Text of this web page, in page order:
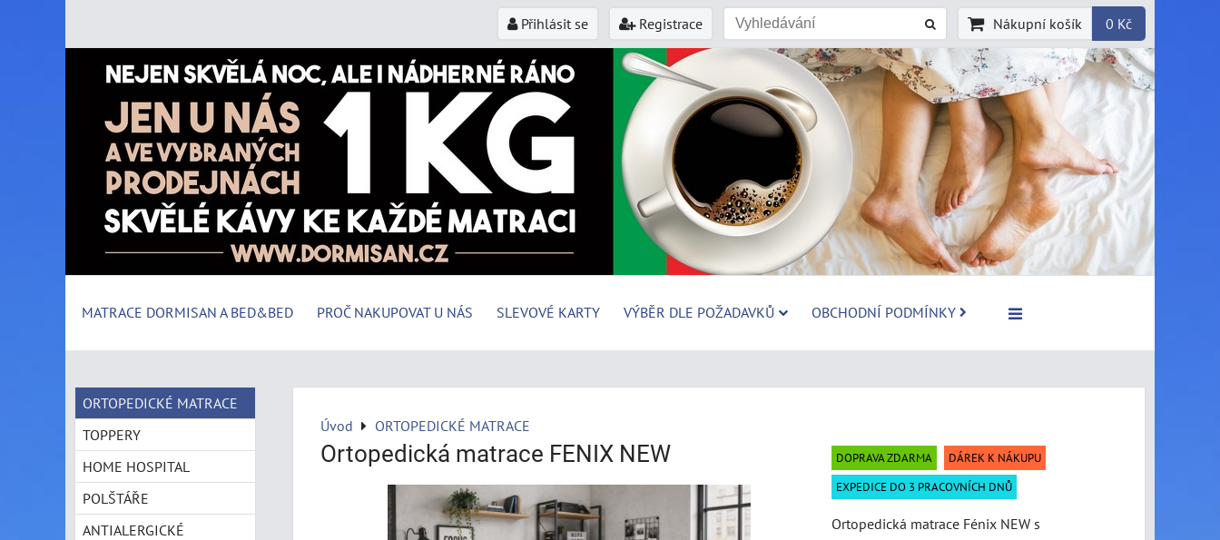
Přihlásit se Registrace Nákupní košík 0 Kč
MATRACE DORMISAN A BED&BED PROČ NAKUPOVAT U NÁS SLEVOVÉ KARTY VÝBĚR DLE POŽADAVKŮ OBCHODNÍ PODMÍNKY
Úvod ORTOPEDICKÉ MATRACE
Ortopedická matrace FENIX NEW DOPRAVA ZDARMA
DÁREK K NÁKUPU
EXPEDICE DO 3 PRACOVNÍCH DNŮ
Ortopedická matrace Fénix NEW s
ORTOPEDICKÉ MATRACE
TOPPERY
HOME HOSPITAL
POLŠTÁŘE
ANTIALERGICKÉ